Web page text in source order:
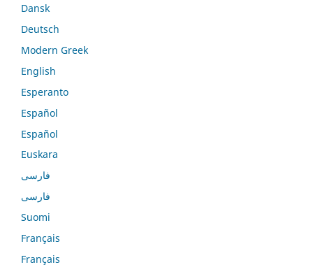
Dansk
Deutsch
Modern Greek
English
Esperanto
Español
Español
Euskara
فارسی
فارسی
Suomi
Français
Français